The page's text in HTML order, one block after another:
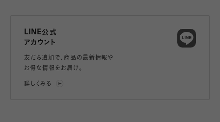
LINE公式
アカウント
友だち追加で、 商品の最新情報や
お得な情報をお届け。
詳しくみる